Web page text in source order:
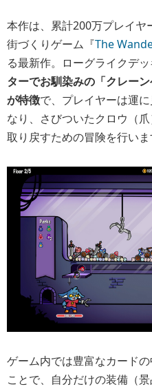
本作は、累計200万プレイ
街づくりゲーム『The
る最新作。ローグライクデッ
ターでお馴染みの「クレー
が特徴で、プレイヤーは運
なり、さびついたクロウ（
取り戻すための冒険を行いま
ゲーム内では豊富なカード
ことで、自分だけの装備（